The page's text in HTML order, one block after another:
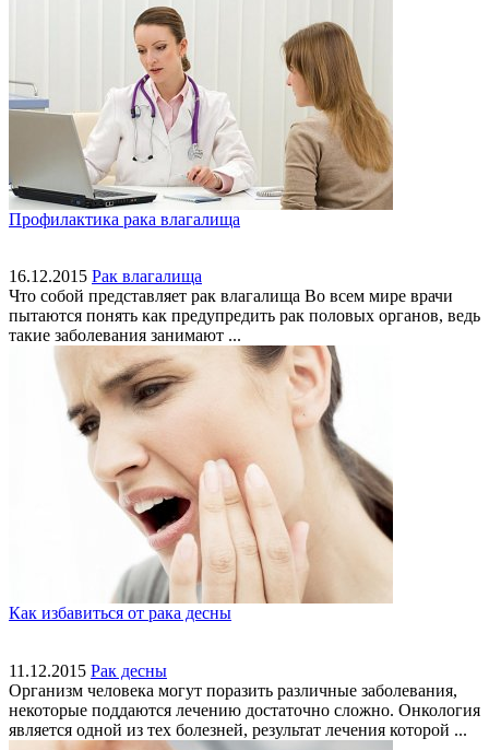
Профилактика рака влагалища
16.12.2015 Рак влагалища
Что собой представляет рак влагалища Во всем мире врачи
пытаются понять как предупредить рак половых органов, ведь
такие заболевания занимают ...
Как избавиться от рака десны
11.12.2015 Рак десны
Организм человека могут поразить различные заболевания,
некоторые поддаются лечению достаточно сложно. Онкология
является одной из тех болезней, результат лечения которой ...